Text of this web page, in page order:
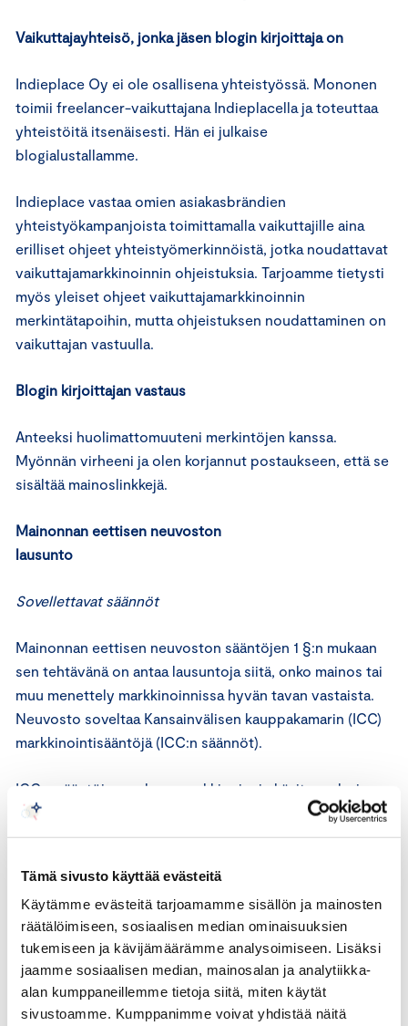
Tämä sivusto käyttää evästeitä
Käytämme evästeitä tarjoamamme sisällön ja mainosten
räätälöimiseen, sosiaalisen median ominaisuuksien
tukemiseen ja kävijämäärämme analysoimiseen. Lisäksi
jaamme sosiaalisen median, mainosalan ja analytiikka-
alan kumppaneillemme tietoja siitä, miten käytät
sivustoamme. Kumppanimme voivat yhdistää näitä
Vaikuttajayhteisö, jonka jäsen blogin kirjoittaja on
Indieplace Oy ei ole osallisena yhteistyössä. Mononen
toimii freelancer-vaikuttajana Indieplacella ja toteuttaa
yhteistöitä itsenäisesti. Hän ei julkaise
blogialustallamme.
Indieplace vastaa omien asiakasbrändien
yhteistyökampanjoista toimittamalla vaikuttajille aina
erilliset ohjeet yhteistyömerkinnöistä, jotka noudattavat
vaikuttajamarkkinoinnin ohjeistuksia. Tarjoamme tietysti
myös yleiset ohjeet vaikuttajamarkkinoinnin
merkintätapoihin, mutta ohjeistuksen noudattaminen on
vaikuttajan vastuulla.
Blogin kirjoittajan vastaus
Anteeksi huolimattomuuteni merkintöjen kanssa.
Myönnän virheeni ja olen korjannut postaukseen, että se
sisältää mainoslinkkejä.
Mainonnan eettisen neuvoston
lausunto
Sovellettavat säännöt
Mainonnan eettisen neuvoston sääntöjen 1 §:n mukaan
sen tehtävänä on antaa lausuntoja siitä, onko mainos tai
muu menettely markkinoinnissa hyvän tavan vastaista.
Neuvosto soveltaa Kansainvälisen kauppakamarin (ICC)
markkinointisääntöjä (ICC:n säännöt).
ICC:n sääntöjen mukaan markkinoinnin käsite on laaja.
Markkinoinnilla tarkoitetaan viestintää, jota markkinoija
itse tai joku muu hänen lukuunsa harjoittaa ja jonka
myynninedistäminen tai kuluttajien käyttäytymiseen
vaikuttaminen mainitussa tarkoituksessa.
ICC:n sääntöjen 9 artiklan mukaan markkinoinnin tulee
olla esitystavasta ja markkinointivälineestä riippumatta
selvästi tunnistettavissa markkinoinniksi. Jos mainos